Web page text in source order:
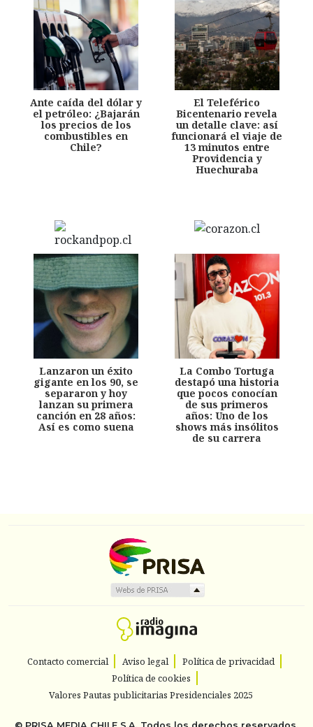
Ante caída del dólar y
el petróleo: ¿Bajarán
los precios de los
combustibles en
Chile?
El Teleférico
Bicentenario revela
un detalle clave: así
funcionará el viaje de
13 minutos entre
Providencia y
Huechuraba
Lanzaron un éxito
gigante en los 90, se
separaron y hoy
lanzan su primera
canción en 28 años:
Así es como suena
La Combo Tortuga
destapó una historia
que pocos conocían
de sus primeros
años: Uno de los
shows más insólitos
de su carrera
Contacto comercial Aviso legal
Política de privacidad
Política de cookies
Valores Pautas publicitarias Presidenciales 2025